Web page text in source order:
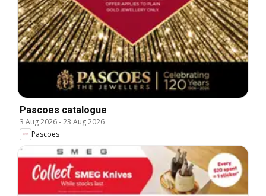
Pascoes catalogue
3 Aug 2026-23 Aug 2026
Pascoes